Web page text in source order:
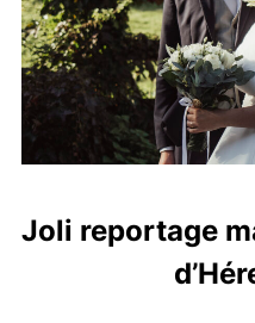
Joli reportage